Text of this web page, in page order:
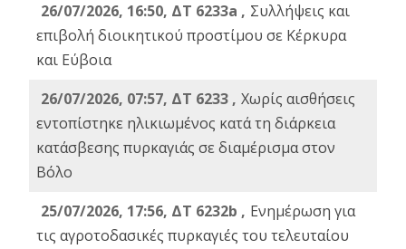
26/07/2026, 16:50, ΔΤ 6233a , Συλλήψεις και
επιβολή διοικητικού προστίμου σε Κέρκυρα
και Εύβοια
26/07/2026, 07:57, ΔΤ 6233 , Χωρίς αισθήσεις
εντοπίστηκε ηλικιωμένος κατά τη διάρκεια
κατάσβεσης πυρκαγιάς σε διαμέρισμα στον
Βόλο
25/07/2026, 17:56, ΔΤ 6232b , Ενημέρωση για
τις αγροτοδασικές πυρκαγιές του τελευταίου